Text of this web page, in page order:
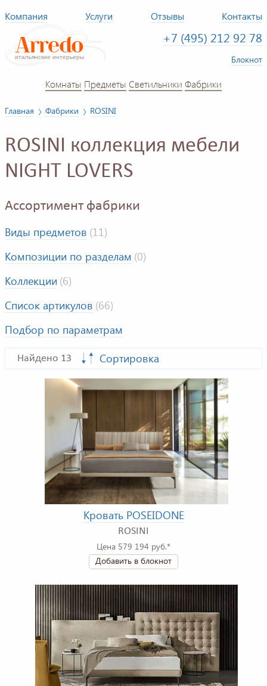
Компания Услуги Отзывы Контакты
+7 (495) 212 92 78
Блокнот
Комнаты Предметы Светильники Фабрики
Главная Фабрики ROSINI
ROSINI коллекция мебели
NIGHT LOVERS
Ассортимент фабрики
Виды предметов (11)
Композиции по разделам (0)
Коллекции (6)
Список артикулов (66)
Подбор по параметрам
Найдено 13 Сортировка
Кровать POSEIDONE
ROSINI
Цена 579 194 руб.*
Добавить в блокнот